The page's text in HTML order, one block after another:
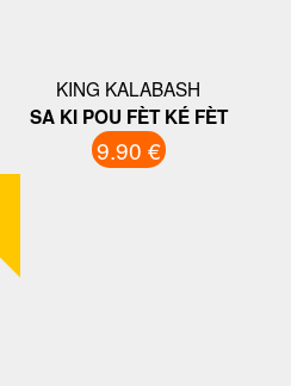
KING KALABASH
SA KI POU FÈT KÉ FÈT
9.90 €